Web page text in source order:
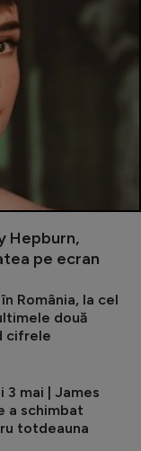
Hepburn,
pe ecran
România, la cel
două
cifrele
3 mai | James
a schimbat
totdeauna